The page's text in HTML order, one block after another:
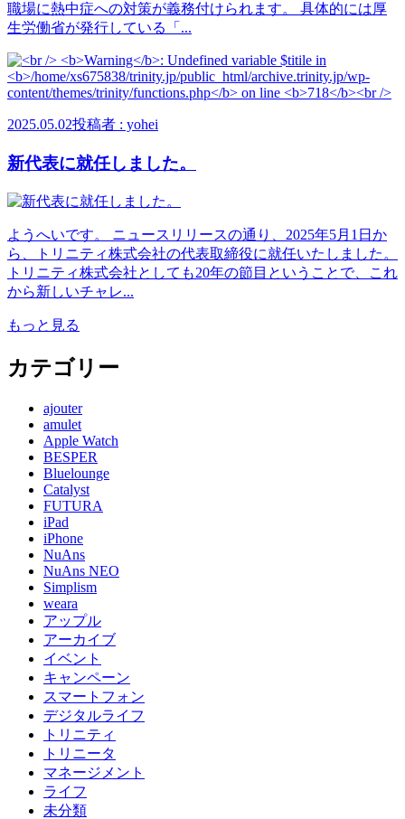
職場に熱中症への対策が義務付けられます。 具体的には厚
生労働省が発行している「...
2025.05.02投稿者 : yohei
新代表に就任しました。
ようへいです。 ニュースリリースの通り、2025年5月1日か
ら、トリニティ株式会社の代表取締役に就任いたしました。
トリニティ株式会社としても20年の節目ということで、これ
から新しいチャレ...
もっと見る
カテゴリー
ajouter
amulet
Apple Watch
BESPER
Bluelounge
Catalyst
FUTURA
iPad
iPhone
NuAns
NuAns NEO
Simplism
weara
アップル
アーカイブ
イベント
キャンペーン
スマートフォン
デジタルライフ
トリニティ
トリニータ
マネージメント
ライフ
未分類